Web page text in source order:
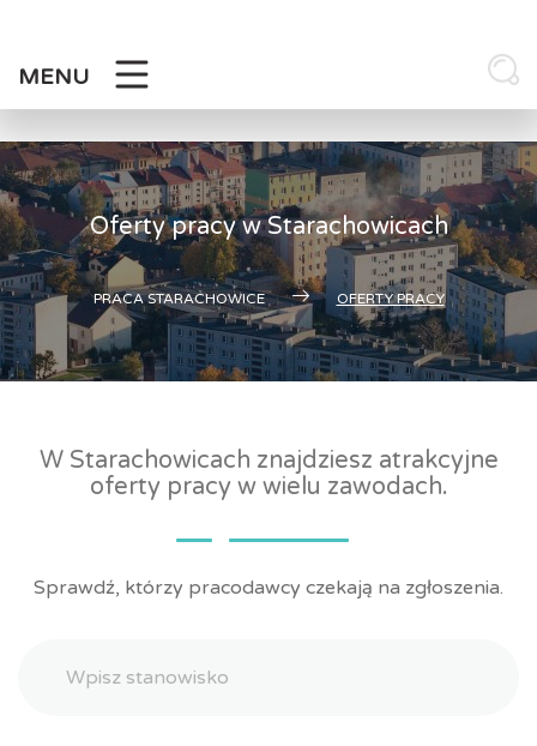
MENU
Oferty pracy w Starachowicach
PRACA STARACHOWICE OFERTY PRACY
W Starachowicach znajdziesz atrakcyjne
oferty pracy w wielu zawodach.
Sprawdź, którzy pracodawcy czekają na zgłoszenia.